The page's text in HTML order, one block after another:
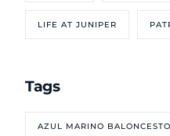
LIFE AT JUNIPER
Tags
AZUL MARINO BALONCESTO